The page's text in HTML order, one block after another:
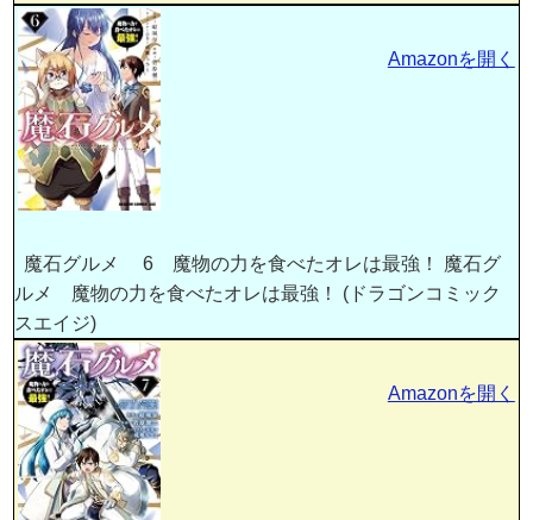
魔石グルメ 6 魔物の力を食べたオレは最強！ 魔石グ
ルメ 魔物の力を食べたオレは最強！ (ドラゴンコミック
スエイジ)
Amazonを開く
Amazonを開く